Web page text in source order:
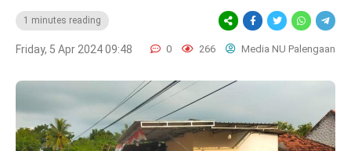
1 minutes reading
Friday, 5 Apr 2024 09:48 0 266 Media NU Palengaan